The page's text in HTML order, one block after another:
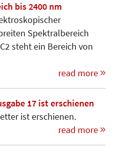
bis 2400 nm
Spektralbereich
steht ein Bereich von
read more
17 ist erschienen
ist erschienen.
read more